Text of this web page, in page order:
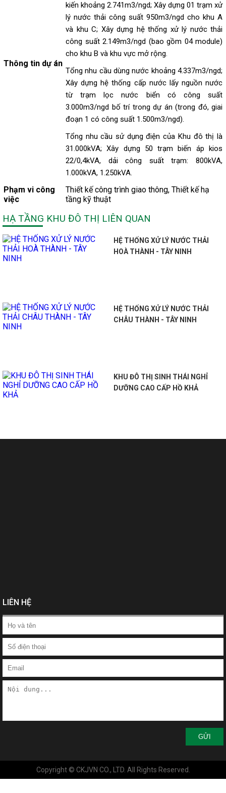
Thông tin dự án
kiến khoảng 2.741m3/ngd; Xây dựng 01 trạm xử
lý nước thải công suất 950m3/ngd cho khu A
và khu C; Xây dựng hệ thống xử lý nước thải
công suất 2.149m3/ngd (bao gồm 04 module)
cho khu B và khu vực mở rộng.
Tổng nhu cầu dùng nước khoảng 4.337m3/ngd;
Xây dựng hệ thống cấp nước lấy nguồn nước
từ trạm lọc nước biển có công suất
3.000m3/ngd bố trí trong dự án (trong đó, giai
đoạn 1 có công suất 1.500m3/ngd).
Tổng nhu cầu sử dụng điện của Khu đô thị là
31.000kVA; Xây dựng 50 trạm biến áp kios
22/0,4kVA, dải công suất trạm: 800kVA,
1.000kVA, 1.250kVA.
Phạm vi công
việc
Thiết kế công trình giao thông, Thiết kế hạ
tầng kỹ thuật
HẠ TẦNG KHU ĐÔ THỊ LIÊN QUAN
HỆ THỐNG XỬ LÝ NƯỚC THẢI
HOÀ THÀNH - TÂY NINH
HỆ THỐNG XỬ LÝ NƯỚC THẢI
CHÂU THÀNH - TÂY NINH
KHU ĐÔ THỊ SINH THÁI NGHỈ
DƯỠNG CAO CẤP HỒ KHẢ
LIÊN HỆ
GỬI
Copyright © CKJVN CO., LTD. All Rights Reserved.